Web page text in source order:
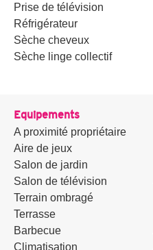
Prise de télévision
Réfrigérateur
Sèche cheveux
Sèche linge collectif
Equipements
A proximité propriétaire
Aire de jeux
Salon de jardin
Salon de télévision
Terrain ombragé
Terrasse
Barbecue
Climatisation